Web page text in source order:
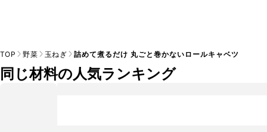
TOP 野菜 玉ねぎ 詰めて煮るだけ 丸ごと巻かないロールキャベツ
同じ材料の人気ランキング